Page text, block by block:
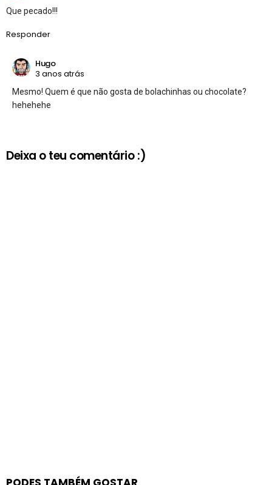
Que pecado!!!
Responder
Hugo
3 anos atrás
Mesmo! Quem é que não gosta de bolachinhas ou chocolate?
hehehehe
Deixa o teu comentário :)